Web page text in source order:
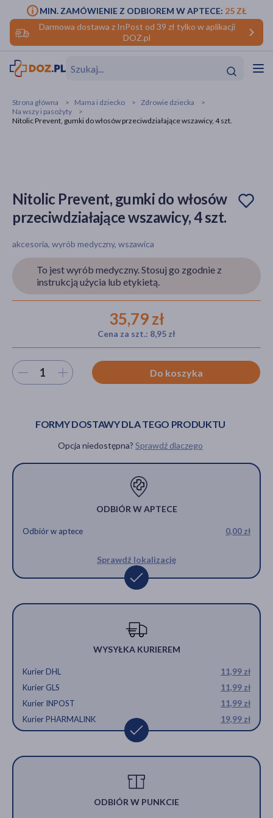
Darmowa dostawa z InPost od 39 zł tylko w aplikacji
DOZ.pl
MIN. ZAMÓWIENIE Z ODBIOREM W APTECE: 25 ZŁ
Hit
Strona główna Mama i dziecko
Zdrowie dziecka
Na wszy i pasożyty
Nitolic Prevent, gumki do włosów przeciwdziałające wszawicy, 4 szt.
Nitolic Prevent, gumki do włosów
przeciwdziałające wszawicy, 4 szt.
akcesoria, wyrób medyczny, wszawica
To jest wyrób medyczny. Stosuj go zgodnie z
instrukcją użycia lub etykietą.
35,79 zł
Cena za szt.: 8,95 zł
Wybierz ilość Do koszyka
FORMY DOSTAWY DLA TEGO PRODUKTU
Opcja niedostępna? Sprawdź dlaczego
ODBIÓR W APTECE
Odbiór w aptece 0,00 zł
Sprawdź lokalizację
WYSYŁKA KURIEREM
Kurier DHL
11,99 zł
Kurier GLS
11,99 zł
Kurier INPOST
11,99 zł
Kurier PHARMALINK
19,99 zł
ODBIÓR W PUNKCIE